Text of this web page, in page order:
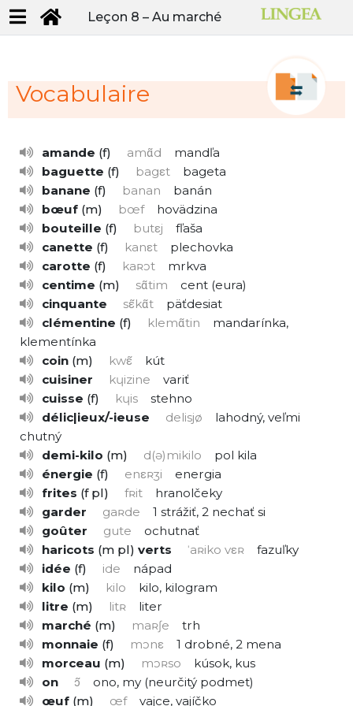
Leçon 8 – Au marché
Vocabulaire
amande f amɑ̃d
mandľa
baguette f bagεt
bageta
banane f banan
banán
bœuf m bœf
hovädzina
bouteille f butεj
fľaša
canette f kanεt
plechovka
carotte f kaʀɔt
mrkva
centime m sɑ̃tim cent eura
cinquante
sε̃kɑ̃t
päťdesiat
clémentine f klemɑ̃tin
mandarínka,
klementínka
coin m kwε̃
kút
cuisiner
kɥizine
variť
cuisse f kɥis
stehno
délic|ieux/-ieuse
delisjø
lahodný, veľmi
chutný
demi-kilo m d(ə)mikilo
pol kila
énergie f enεʀʒi
energia
frites f pl fʀit
hranolčeky
garder
gaʀde 1 strážiť, 2 nechať si
goûter
gute
ochutnať
haricots m pl verts ˈaʀiko vεʀ
fazuľky
idée f ide
nápad
kilo m kilo
kilo, kilogram
litre m litʀ
liter
marché m maʀʃe
trh
monnaie f mɔnε 1 drobné, 2 mena
morceau m mɔʀso
kúsok, kus
on
ɔ̃ ono, my neurčitý podmet
œuf m œf vajce, vajíčko